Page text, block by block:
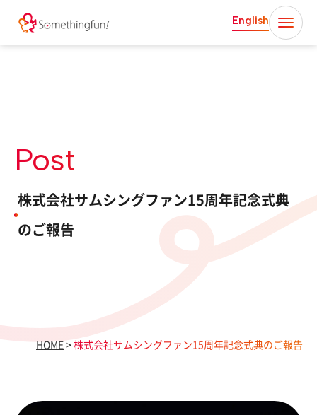
English
Post
株式会社サムシングファン15周年記念式典
のご報告
HOME > 株式会社サムシングファン15周年記念式典のご報告